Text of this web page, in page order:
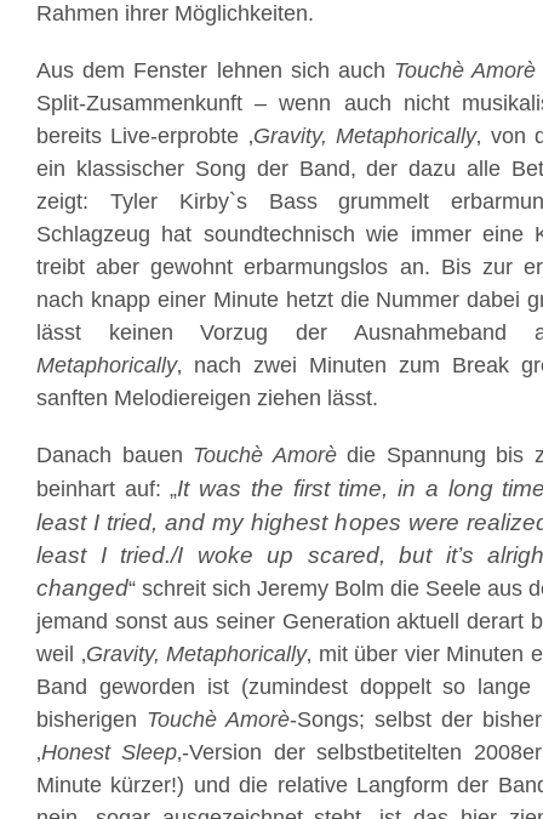
Rahmen ihrer Möglichkeiten.
Aus dem Fenster lehnen sich auch Touchè Amorè
Split-Zusammenkunft – wenn auch nicht
bereits Live-erprobte ‚Gravity, Metaphorically‚ von
ein klassischer Song der Band, der dazu alle
zeigt: Tyler Kirby`s Bass grummelt
Schlagzeug hat soundtechnisch wie immer eine
treibt aber gewohnt erbarmungslos an. Bis zur
nach knapp einer Minute hetzt die Nummer dabei
lässt keinen Vorzug der Ausnahmeband
Metaphorically‚ nach zwei Minuten zum Break
sanften Melodiereigen ziehen lässt.
Danach bauen Touchè Amorèdie Spannung bis
beinhart auf: „It was the first time, in a long
least I tried, and my highest hopes were
least I tried./I woke up scared, but it’s
changed“ schreit sich Jeremy Bolm die Seele aus
jemand sonst aus seiner Generation aktuell derart
weil ‚Gravity, Metaphorically‚ mit über vier Minuten
Band geworden ist (zumindest doppelt so
bisherigen Touchè Amorè-Songs; selbst der
‚Honest Sleep‚-Version der selbstbetitelten
Minute kürzer!) und die relative Langform der